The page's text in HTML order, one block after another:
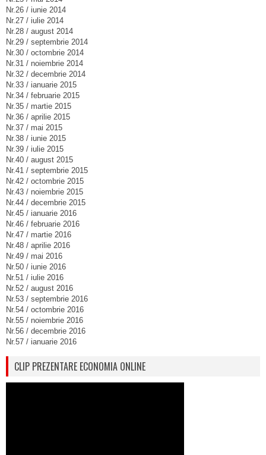
Nr.26 / iunie 2014
Nr.27 / iulie 2014
Nr.28 / august 2014
Nr.29 / septembrie 2014
Nr.30 / octombrie 2014
Nr.31 / noiembrie 2014
Nr.32 / decembrie 2014
Nr.33 / ianuarie 2015
Nr.34 / februarie 2015
Nr.35 / martie 2015
Nr.36 / aprilie 2015
Nr.37 / mai 2015
Nr.38 / iunie 2015
Nr.39 / iulie 2015
Nr.40 / august 2015
Nr.41 / septembrie 2015
Nr.42 / octombrie 2015
Nr.43 / noiembrie 2015
Nr.44 / decembrie 2015
Nr.45 / ianuarie 2016
Nr.46 / februarie 2016
Nr.47 / martie 2016
Nr.48 / aprilie 2016
Nr.49 / mai 2016
Nr.50 / iunie 2016
Nr.51 / iulie 2016
Nr.52 / august 2016
Nr.53 / septembrie 2016
Nr.54 / octombrie 2016
Nr.55 / noiembrie 2016
Nr.56 / decembrie 2016
Nr.57 / ianuarie 2016
CLIP PREZENTARE ECONOMIA ONLINE